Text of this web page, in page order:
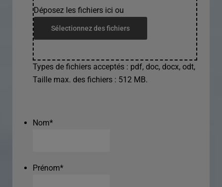
Déposez les fichiers ici ou
Sélectionnez des fichiers
Types de fichiers acceptés : pdf, doc, docx, odt,
Taille max. des fichiers : 512 MB.
Nom*
Prénom*